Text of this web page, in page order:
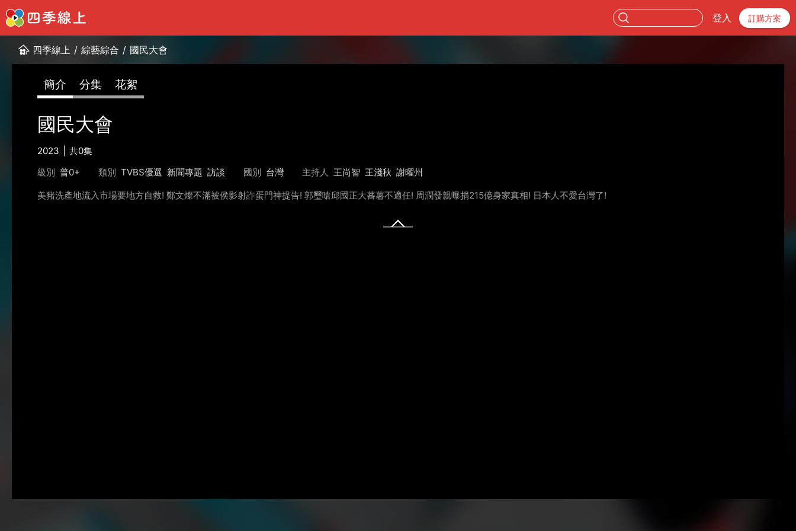
登入 訂購方案
四季線上 / 綜藝綜合 / 國民大會
簡介 分集 花絮
國民大會
2023
共0集
級別 普0+ 類別 TVBS優選 新聞專題 訪談 國別 台灣 主持人 王尚智 王淺秋 謝曜州
美豬洗產地流入市場要地方自救! 鄭文燦不滿被侯影射詐蛋門神提告! 郭璽嗆邱國正大蕃薯不適任! 周潤發親曝捐215億身家真相! 日本人不愛台灣了!